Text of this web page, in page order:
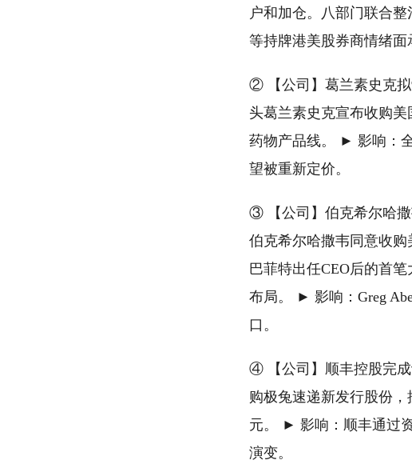
户和加仓。八部门联合
等持牌港美股券商情绪面
② 【公司】葛兰素史克
头葛兰素史克宣布收购
药物产品线。 ► 影响：
望被重新定价。
③ 【公司】伯克希尔哈撒
伯克希尔哈撒韦同意收购
巴菲特出任CEO后的首
布局。 ► 影响：Greg
口。
④ 【公司】顺丰控股完
购极兔速递新发行股份，
元。 ► 影响：顺丰通过
演变。